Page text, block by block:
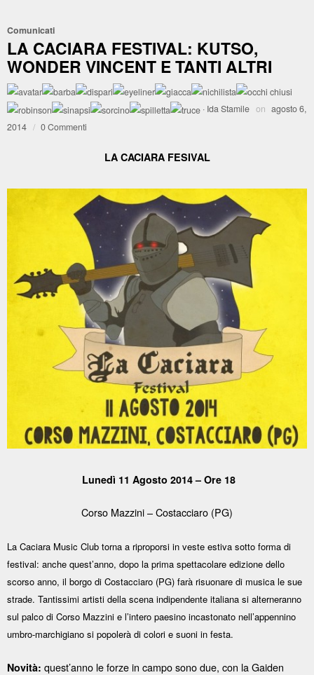
Comunicati
LA CACIARA FESTIVAL: KUTSO,
WONDER VINCENT E TANTI ALTRI
· Ida Stamile on agosto 6,
2014 / 0 Commenti
LA CACIARA FESIVAL
Lunedì 11 Agosto 2014 – Ore 18
Corso Mazzini – Costacciaro (PG)
La Caciara Music Club torna a riproporsi in veste estiva sotto forma di
festival: anche quest’anno, dopo la prima spettacolare edizione dello
scorso anno, il borgo di Costacciaro (PG) farà risuonare di musica le sue
strade. Tantissimi artisti della scena indipendente italiana si alterneranno
sul palco di Corso Mazzini e l’intero paesino incastonato nell’appennino
umbro-marchigiano si popolerà di colori e suoni in festa.
Novità: quest’anno le forze in campo sono due, con la Gaiden